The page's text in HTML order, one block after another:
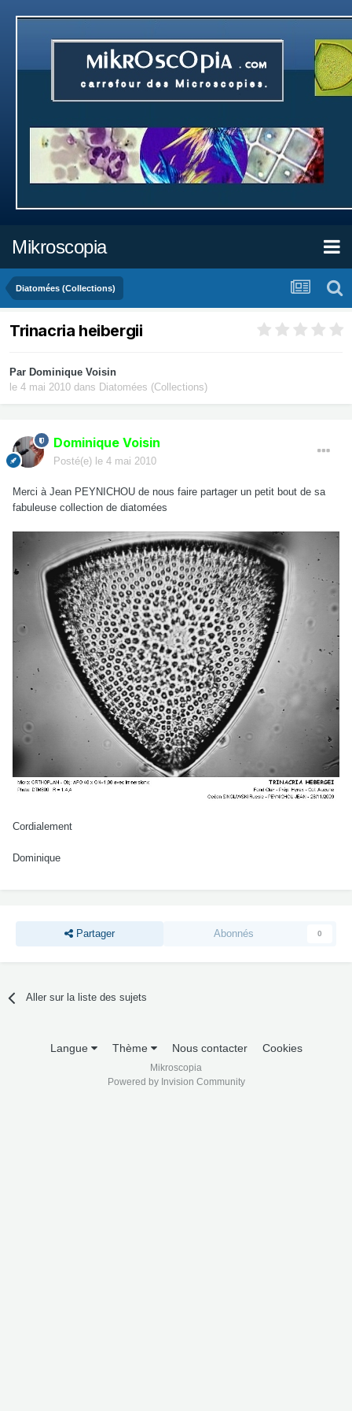
Mikroscopia
Diatomées (Collections)
Trinacria heibergii
Par Dominique Voisin
le 4 mai 2010 dans Diatomées (Collections)
Dominique Voisin
Posté(e) le 4 mai 2010
Merci à Jean PEYNICHOU de nous faire partager un petit bout de sa
fabuleuse collection de diatomées
Cordialement
Dominique
Partager Abonnés 0
Aller sur la liste des sujets
Langue Thème Nous contacter Cookies
Mikroscopia
Powered by Invision Community